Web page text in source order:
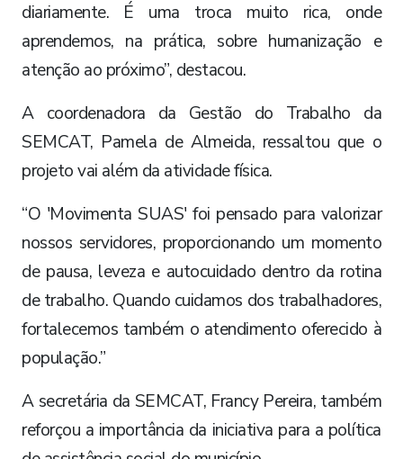
diariamente. É uma troca muito rica, onde
aprendemos, na prática, sobre humanização e
atenção ao próximo”, destacou.
A coordenadora da Gestão do Trabalho da
SEMCAT, Pamela de Almeida, ressaltou que o
projeto vai além da atividade física.
“O 'Movimenta SUAS' foi pensado para valorizar
nossos servidores, proporcionando um momento
de pausa, leveza e autocuidado dentro da rotina
de trabalho. Quando cuidamos dos trabalhadores,
fortalecemos também o atendimento oferecido à
população.”
A secretária da SEMCAT, Francy Pereira, também
reforçou a importância da iniciativa para a política